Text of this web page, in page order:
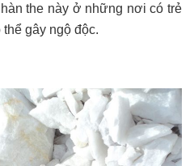
the này ở những nơi có trẻ
gây ngộ độc.